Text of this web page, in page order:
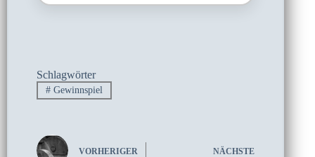
Schlagwörter
#Gewinnspiel
VORHERIGER NÄCHSTE